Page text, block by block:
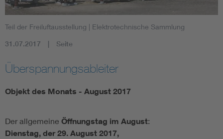
Teil der Freiluftausstellung | Elektrotechnische Sammlung
31.07.2017 Seite
Überspannungsableiter
Objekt des Monats - August 2017
Der allgemeine Öffnungstag im August:
Dienstag, der 29. August 2017,